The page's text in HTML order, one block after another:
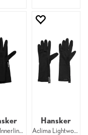
Devold Innerliner Merino 950
Hansker
Aclima Lightwool 140 Liner Gloves 123